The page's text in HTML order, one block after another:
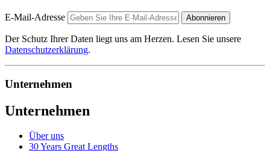
E-Mail-Adresse Abonnieren
Der Schutz Ihrer Daten liegt uns am Herzen. Lesen Sie unsere
Datenschutzerklärung.
Unternehmen
Unternehmen
Über uns
30 Years Great Lengths